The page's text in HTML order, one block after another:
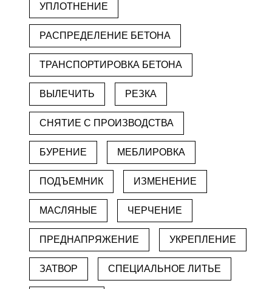
УПЛОТНЕНИЕ
РАСПРЕДЕЛЕНИЕ БЕТОНА
ТРАНСПОРТИРОВКА БЕТОНА
ВЫЛЕЧИТЬ РЕЗКА
СНЯТИЕ С ПРОИЗВОДСТВА
БУРЕНИЕ МЕБЛИРОВКА
ПОДЪЕМНИК ИЗМЕНЕНИЕ
МАСЛЯНЫЕ ЧЕРЧЕНИЕ
ПРЕДНАПРЯЖЕНИЕ УКРЕПЛЕНИЕ
ЗАТВОР СПЕЦИАЛЬНОЕ ЛИТЬЕ